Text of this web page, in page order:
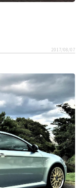
2017/08/07